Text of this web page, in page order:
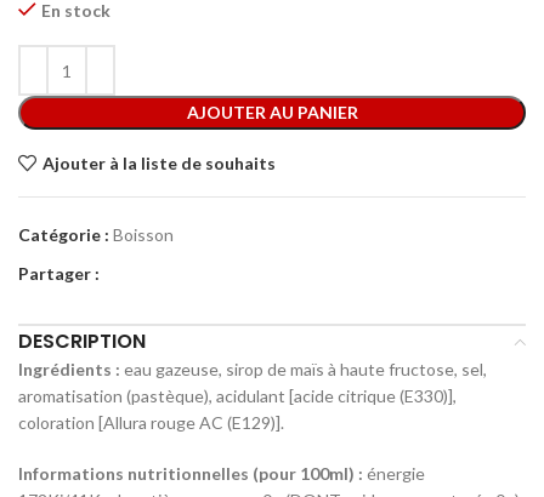
En stock
AJOUTER AU PANIER
Ajouter à la liste de souhaits
Catégorie : Boisson
Partager :
DESCRIPTION
Ingrédients : eau gazeuse, sirop de maïs à haute fructose, sel,
aromatisation (pastèque), acidulant [acide citrique (E330)],
coloration [Allura rouge AC (E129)].
Informations nutritionnelles (pour 100ml) : énergie